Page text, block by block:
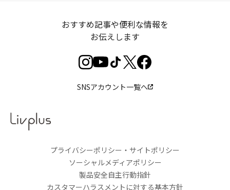
おすすめ記事や便利な情報を
お伝えします
SNSアカウント一覧へ
プライバシーポリシー・サイトポリシー
ソーシャルメディアポリシー
製品安全自主行動指針
カスタマーハラスメントに対する基本方針